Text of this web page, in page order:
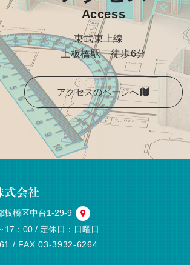
Access
東武東上線
上板橋駅 徒歩6分
アクセスのページへ
板橋区中台1-29-9
17：00 / 定休日：日曜日
/ FAX 03-3932-6264